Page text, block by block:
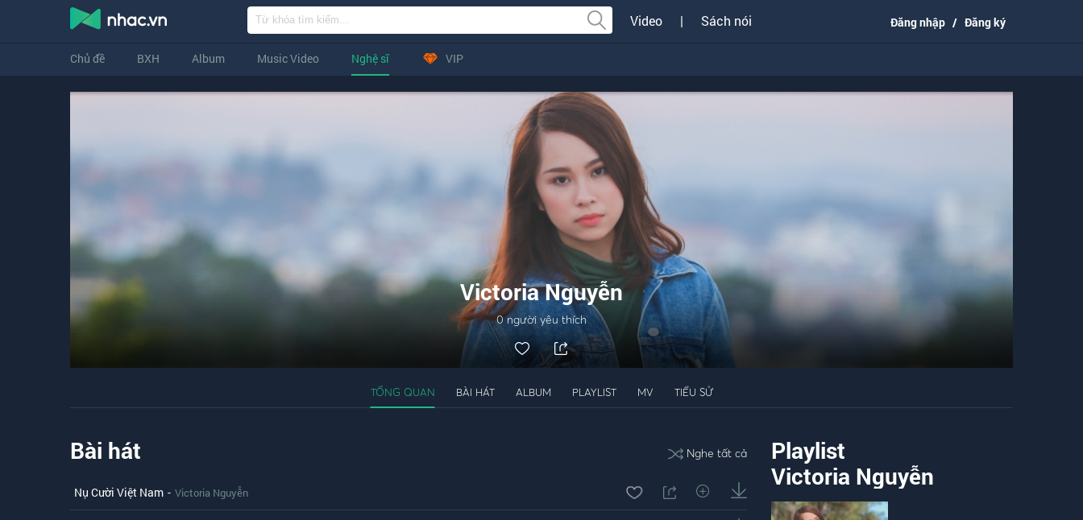
Video | Sách nói Đăng nhập / Đăng ký
Chủ đề BXH Album Music Video Nghệ sĩ VIP
Victoria Nguyễn
0người yêu thích
TỔNG QUAN BÀI HÁT ALBUM PLAYLIST MV TIỂU SỬ
Bài hát Nghe tất cả
Nụ Cười Việt Nam - Victoria Nguyễn
Playlist
Victoria Nguyễn